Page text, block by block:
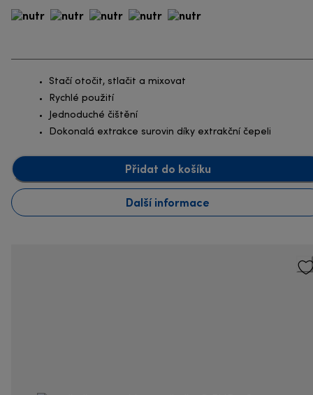
Stačí otočit, stlačit a mixovat
Rychlé použití
Jednoduché čištění
Dokonalá extrakce surovin díky extrakční čepeli
Přidat do košíku
Další informace